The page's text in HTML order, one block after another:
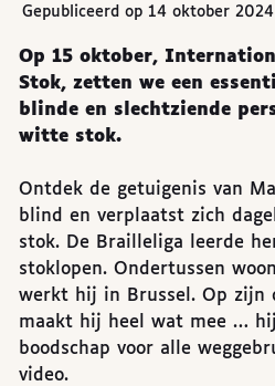
Gepubliceerd op 14 oktober 2024
Op 15 oktober,
Stok, zetten we een
blinde en slechtziende
witte stok.
Ontdek de getuigenis van
blind en verplaatst zich
stok. De Brailleliga leerde
stoklopen. Ondertussen
werkt hij in Brussel. Op zijn
maakt hij heel wat mee …
boodschap voor alle
video.